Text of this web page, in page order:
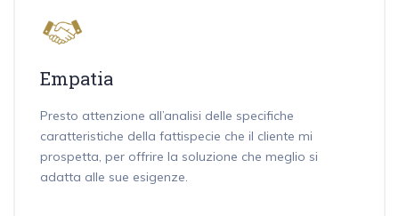
Empatia
Presto attenzione all’analisi delle specifiche
caratteristiche della fattispecie che il cliente mi
prospetta, per offrire la soluzione che meglio si
adatta alle sue esigenze.